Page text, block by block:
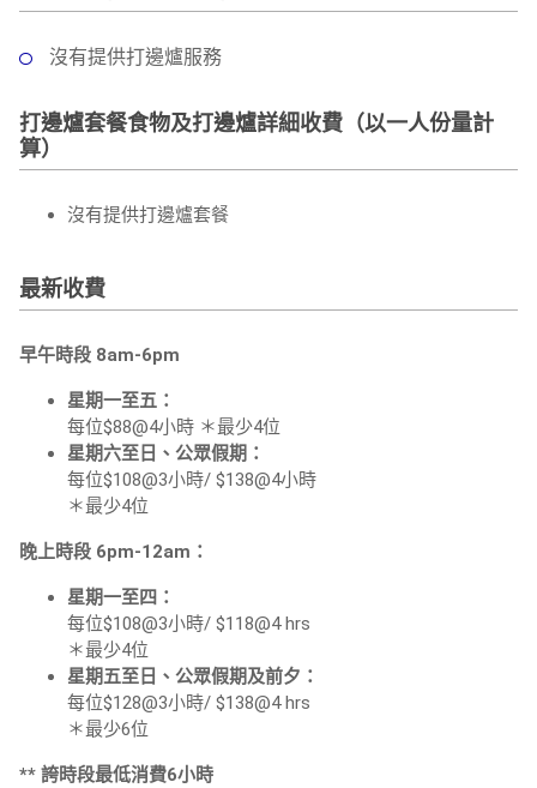
沒有提供打邊爐服務
打邊爐套餐食物及打邊爐詳細收費（以一人份量計
算）
沒有提供打邊爐套餐
最新收費
早午時段 8am-6pm
星期一至五：
每位$88@4小時 ＊最少4位
星期六至日、公眾假期：
每位$108@3小時/ $138@4小時
＊最少4位
晚上時段 6pm-12am：
星期一至四：
每位$108@3小時/ $118@4 hrs
＊最少4位
星期五至日、公眾假期及前夕：
每位$128@3小時/ $138@4 hrs
＊最少6位
** 誇時段最低消費6小時